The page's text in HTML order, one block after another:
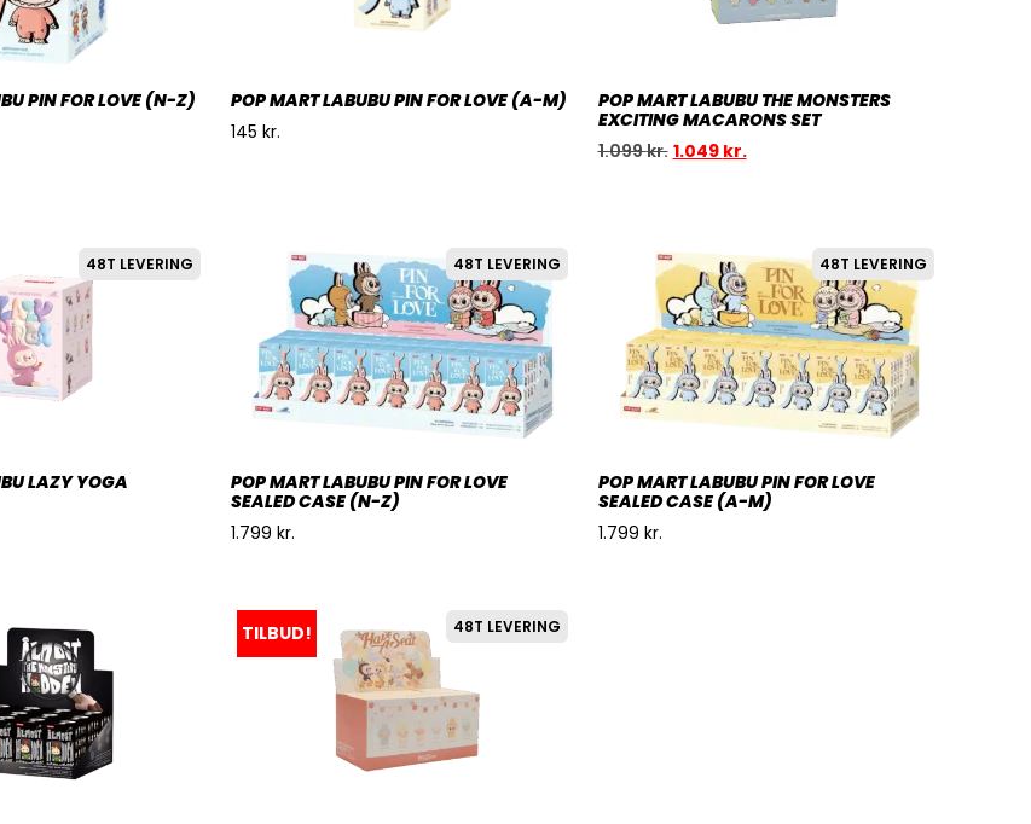
PIN FOR LOVE (N-Z)
POP MART LABUBU PIN FOR LOVE (A-M)
145 kr.
POP MART LABUBU THE MONSTERS
EXCITING MACARONS SET
1.099kr. 1.049 kr.
48T LEVERING
LAZY YOGA
48T LEVERING
POP MART LABUBU PIN FOR LOVE
SEALED CASE (N-Z)
1.799 kr.
48T LEVERING
POP MART LABUBU PIN FOR LOVE
SEALED CASE (A-M)
1.799 kr.
TILBUD! 48T LEVERING